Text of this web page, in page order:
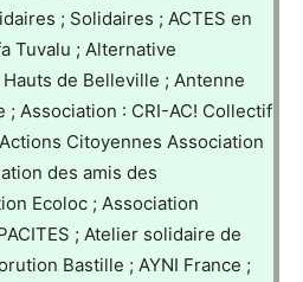
; Solidaires ; ACTES en
Tuvalu ; Alternative
de Belleville ; Antenne
; Association : CRI-AC! Collectif
Citoyennes Association
des amis des
Ecoloc ; Association
; Atelier solidaire de
Bastille ; AYNI France ;